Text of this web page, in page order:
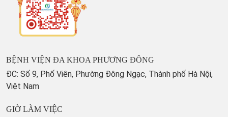
BỆNH VIỆN ĐA KHOA PHƯƠNG ĐÔNG
ĐC: Số 9, Phố Viên, Phường Đông Ngạc, Thành phố Hà Nội,
Việt Nam
GIỜ LÀM VIỆC